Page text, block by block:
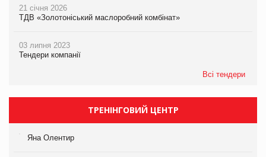
21 січня 2026
ТДВ «Золотоніський маслоробний комбінат»
03 липня 2023
Тендери компанії
Всі тендери
ТРЕНІНГОВИЙ ЦЕНТР
Яна Олентир